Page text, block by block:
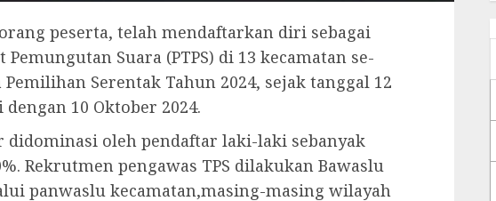
peserta, telah mendaftarkan diri sebagai
Pemungutan Suara (PTPS) di 13 kecamatan se-
Serentak Tahun 2024, sejak tanggal 12
10 Oktober 2024.
didominasi oleh pendaftar laki-laki sebanyak
Rekrutmen pengawas TPS dilakukan Bawaslu
panwaslu kecamatan,masing-masing wilayah